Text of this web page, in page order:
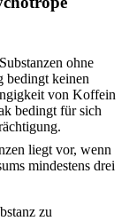
ohne
bedingt keinen
von Koffein
bedingt für sich
liegt vor, wenn
mindestens drei
zu